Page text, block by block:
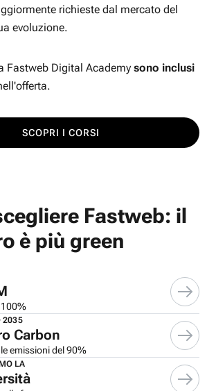
richieste dal mercato del
evoluzione.
Fastweb Digital Academy sono inclusi
SCOPRI I CORSI
Fastweb: il
è più green
2035
Carbon
emissioni del 90%
LA